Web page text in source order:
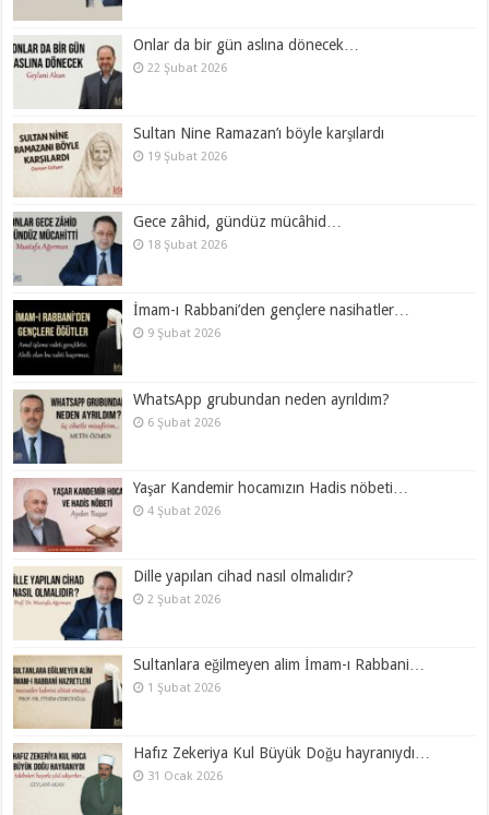
Onlar da bir gün aslına dönecek…
22 Şubat 2026
Sultan Nine Ramazan’ı böyle karşılardı
19 Şubat 2026
Gece zâhid, gündüz mücâhid…
18 Şubat 2026
İmam-ı Rabbani’den gençlere nasihatler…
9 Şubat 2026
WhatsApp grubundan neden ayrıldım?
6 Şubat 2026
Yaşar Kandemir hocamızın Hadis nöbeti…
4 Şubat 2026
Dille yapılan cihad nasıl olmalıdır?
2 Şubat 2026
Sultanlara eğilmeyen alim İmam-ı Rabbani…
1 Şubat 2026
Hafız Zekeriya Kul Büyük Doğu hayranıydı…
31 Ocak 2026